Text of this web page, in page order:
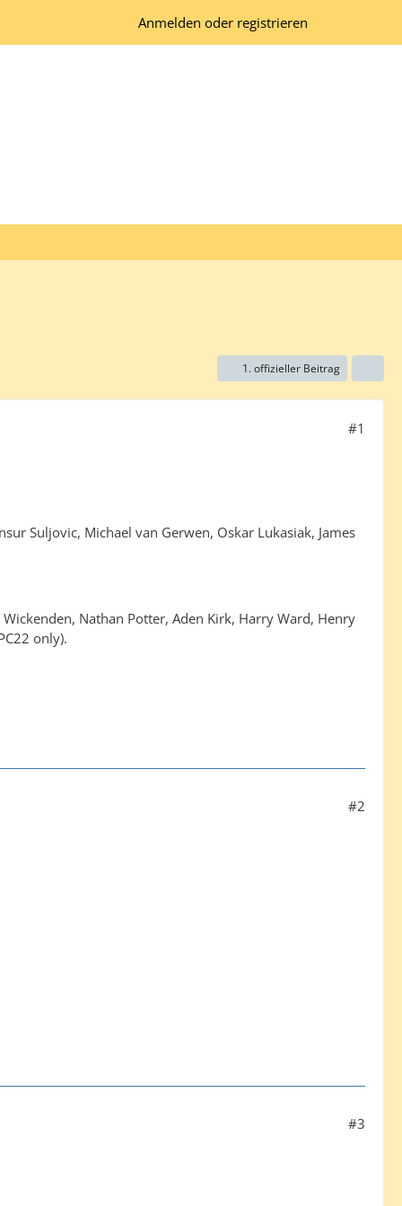
Anmelden oder registrieren
1. offizieller Beitrag
#1
Suljovic, Michael van Gerwen, Oskar Lukasiak, James
Nathan Potter, Aden Kirk, Harry Ward, Henry
only).
#2
#3